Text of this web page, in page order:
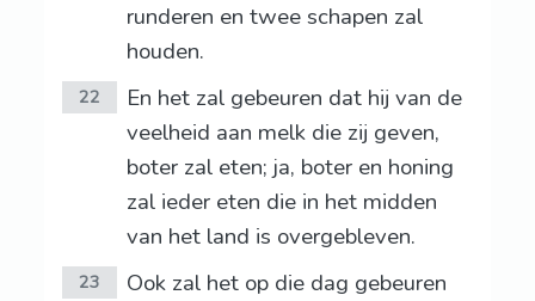
runderen en twee schapen zal
houden.
22
En het zal gebeuren dat hij van de
veelheid aan melk die zij geven,
boter zal eten; ja, boter en honing
zal ieder eten die in het midden
van het land is overgebleven.
23
Ook zal het op die dag gebeuren